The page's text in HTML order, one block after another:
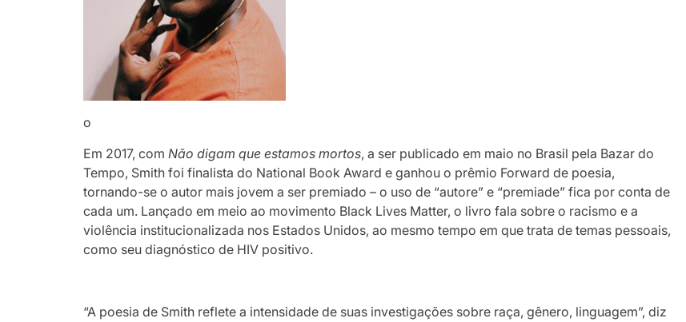
o
Em 2017, comNão digam que estamos mortos, a ser publicado em maio no Brasil pela Bazar do
Tempo, Smith foi finalista do National Book Award e ganhou o prêmio Forward de poesia,
tornando-se o autor mais jovem a ser premiado – o uso de “autore” e “premiade” fica por conta de
cada um. Lançado em meio ao movimento Black Lives Matter, o livro fala sobre o racismo e a
violência institucionalizada nos Estados Unidos, ao mesmo tempo em que trata de temas pessoais,
como seu diagnóstico de HIV positivo.
“A poesia de Smith reflete a intensidade de suas investigações sobre raça, gênero, linguagem”, diz